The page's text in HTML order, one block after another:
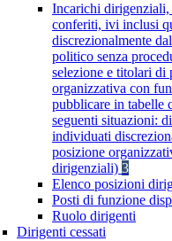
Incarichi dirigenziali,
conferiti, ivi inclusi
discrezionalmente
politico senza
selezione e titolari di
organizzativa con
pubblicare in tabelle
seguenti situazioni:
individuati
posizione
dirigenziali) 3
Elenco posizioni
Posti di funzione
Ruolo dirigenti
Dirigenti cessati